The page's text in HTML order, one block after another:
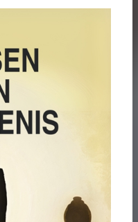
of
de KMO. Maar
van enkele
willen wij